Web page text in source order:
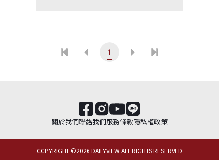
1
關於我們聯絡我們服務條款隱私權政策
COPYRIGHT ©2026 DAILYVIEW ALL RIGHTS RESERVED